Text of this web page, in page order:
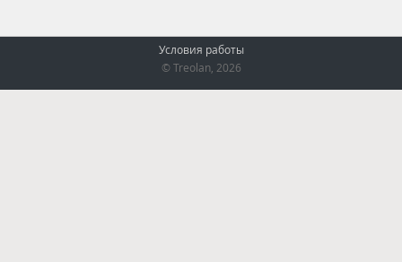
Условия работы
© Treolan, 2026